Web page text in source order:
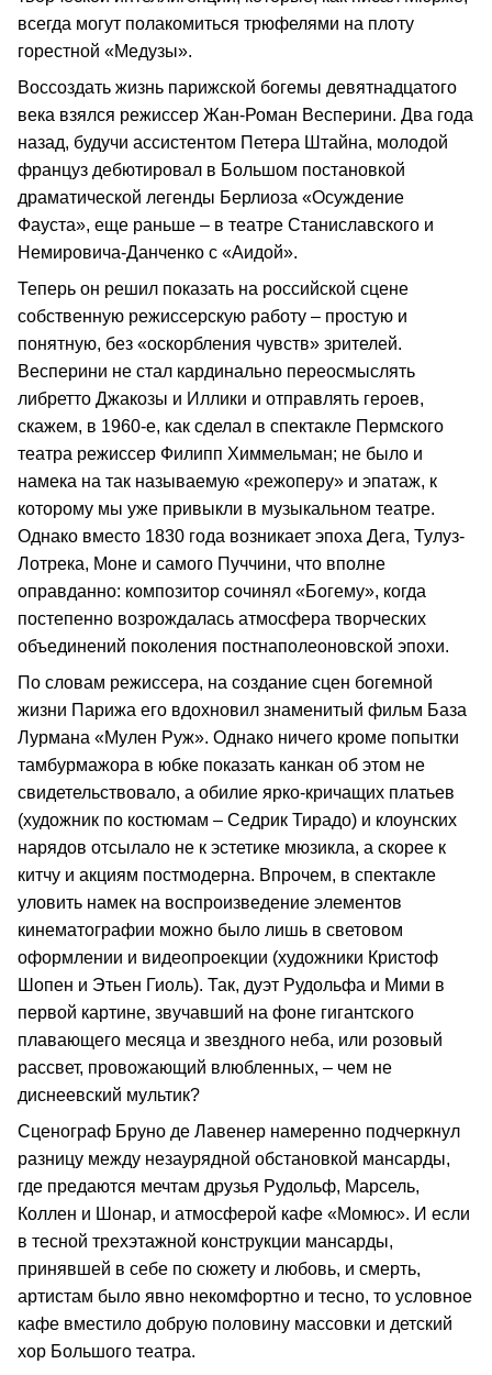
всегда могут полакомиться трюфелями на плоту
горестной «Медузы».
Воссоздать жизнь парижской богемы девятнадцатого
века взялся режиссер Жан-Роман Весперини. Два года
назад, будучи ассистентом Петера Штайна, молодой
француз дебютировал в Большом постановкой
драматической легенды Берлиоза «Осуждение
Фауста», еще раньше – в театре Станиславского и
Немировича-Данченко с «Аидой».
Теперь он решил показать на российской сцене
собственную режиссерскую работу – простую и
понятную, без «оскорбления чувств» зрителей.
Весперини не стал кардинально переосмыслять
либретто Джакозы и Иллики и отправлять героев,
скажем, в 1960-е, как сделал в спектакле Пермского
театра режиссер Филипп Химмельман; не было и
намека на так называемую «режоперу» и эпатаж, к
которому мы уже привыкли в музыкальном театре.
Однако вместо 1830 года возникает эпоха Дега, Тулуз-
Лотрека, Моне и самого Пуччини, что вполне
оправданно: композитор сочинял «Богему», когда
постепенно возрождалась атмосфера творческих
объединений поколения постнаполеоновской эпохи.
По словам режиссера, на создание сцен богемной
жизни Парижа его вдохновил знаменитый фильм База
Лурмана «Мулен Руж». Однако ничего кроме попытки
тамбурмажора в юбке показать канкан об этом не
свидетельствовало, а обилие ярко-кричащих платьев
(художник по костюмам – Седрик Тирадо) и клоунских
нарядов отсылало не к эстетике мюзикла, а скорее к
китчу и акциям постмодерна. Впрочем, в спектакле
уловить намек на воспроизведение элементов
кинематографии можно было лишь в световом
оформлении и видеопроекции (художники Кристоф
Шопен и Этьен Гиоль). Так, дуэт Рудольфа и Мими в
первой картине, звучавший на фоне гигантского
плавающего месяца и звездного неба, или розовый
рассвет, провожающий влюбленных, – чем не
диснеевский мультик?
Сценограф Бруно де Лавенер намеренно подчеркнул
разницу между незаурядной обстановкой мансарды,
где предаются мечтам друзья Рудольф, Марсель,
Коллен и Шонар, и атмосферой кафе «Момюс». И если
в тесной трехэтажной конструкции мансарды,
принявшей в себе по сюжету и любовь, и смерть,
артистам было явно некомфортно и тесно, то условное
кафе вместило добрую половину массовки и детский
хор Большого театра.